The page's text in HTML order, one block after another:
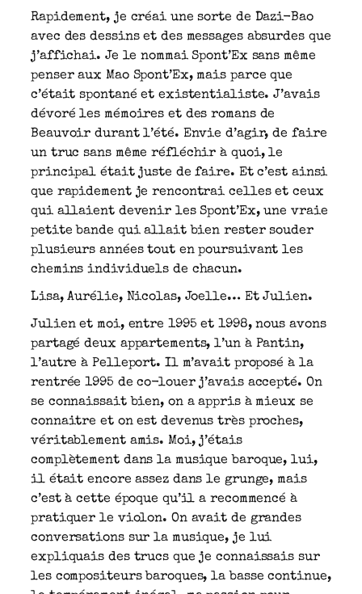
Rapidement, je créai une sorte de Dazi-Bao
avec des dessins et des messages absurdes que
j’affichai. Je le nommai Spont’Ex sans même
penser aux Mao Spont’Ex, mais parce que
c’était spontané et existentialiste. J’avais
dévoré les mémoires et des romans de
Beauvoir durant l’été. Envie d’agir, de faire
un truc sans même réfléchir à quoi, le
principal était juste de faire. Et c’est ainsi
que rapidement je rencontrai celles et ceux
qui allaient devenir les Spont’Ex, une vraie
petite bande qui allait bien rester souder
plusieurs années tout en poursuivant les
chemins individuels de chacun.
Lisa, Aurélie, Nicolas, Joelle… Et Julien.
Julien et moi, entre 1995 et 1998, nous avons
partagé deux appartements, l’un à Pantin,
l’autre à Pelleport. Il m’avait proposé à la
rentrée 1995 de co-louer j’avais accepté. On
se connaissait bien, on a appris à mieux se
connaitre et on est devenus très proches,
véritablement amis. Moi, j’étais
complètement dans la musique baroque, lui,
il était encore assez dans le grunge, mais
c’est à cette époque qu’il a recommencé à
pratiquer le violon. On avait de grandes
conversations sur la musique, je lui
expliquais des trucs que je connaissais sur
les compositeurs baroques, la basse continue,